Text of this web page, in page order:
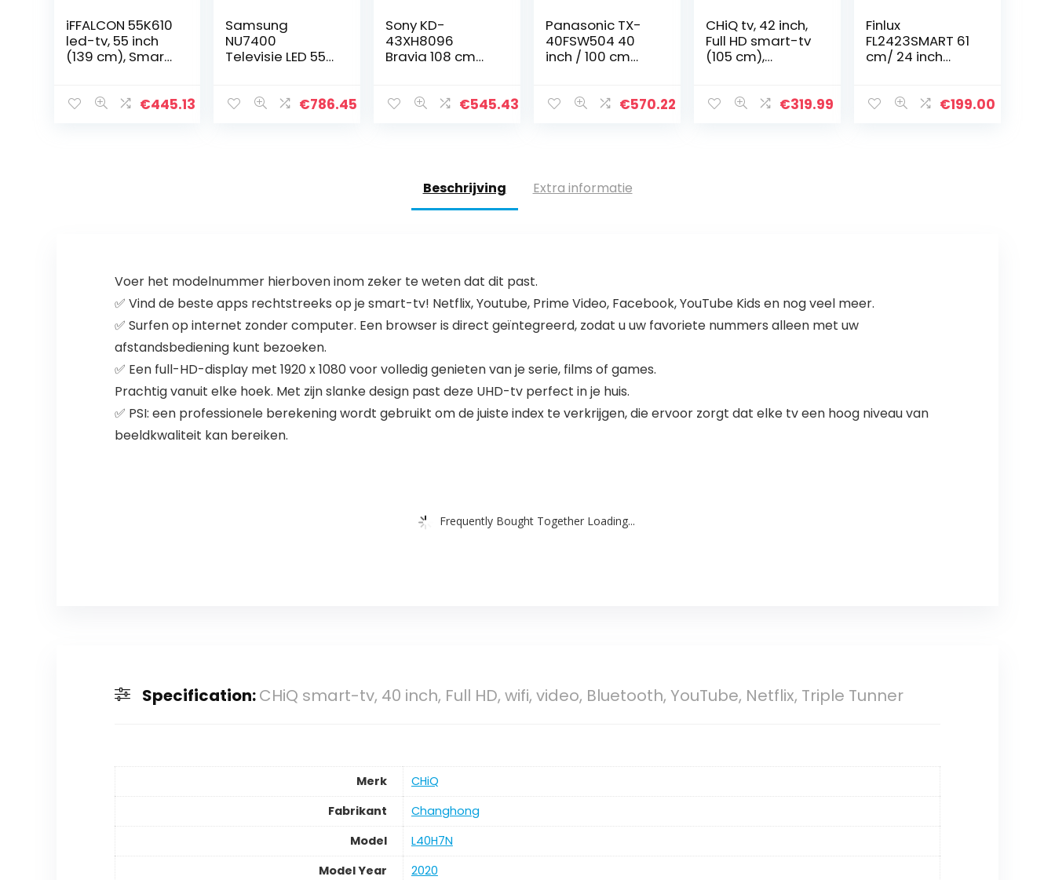
iFFALCON 55K610
led-tv, 55 inch
(139 cm), Smart
Vision, Android
€445.13
Samsung
NU7400
Televisie LED 55″
€786.45
Sony KD-
43XH8096
Bravia 108 cm
(Android TV, LED,
€545.43
Panasonic TX-
40FSW504 40
inch / 100 cm
Quattro Tuner,
€570.22
CHiQ tv, 42 inch,
Full HD smart-tv
(105 cm),
smart-
€319.99
Finlux
FL2423SMART 61
cm/ 24 inch
ingebouwde
€199.00
Beschrijving Extra informatie
Voer het modelnummer hierboven inom zeker te weten dat dit past.
✅ Vind de beste apps rechtstreeks op je smart-tv! Netflix, Youtube, Prime Video, Facebook, YouTube Kids en nog veel meer.
✅ Surfen op internet zonder computer. Een browser is direct geïntegreerd, zodat u uw favoriete nummers alleen met uw
afstandsbediening kunt bezoeken.
✅ Een full-HD-display met 1920 x 1080 voor volledig genieten van je serie, films of games.
Prachtig vanuit elke hoek. Met zijn slanke design past deze UHD-tv perfect in je huis.
✅ PSI: een professionele berekening wordt gebruikt om de juiste index te verkrijgen, die ervoor zorgt dat elke tv een hoog niveau van
beeldkwaliteit kan bereiken.
Frequently Bought Together Loading...
Specification:CHiQ smart-tv, 40 inch, Full HD, wifi, video, Bluetooth, YouTube, Netflix, Triple Tunner
Merk
CHiQ
Fabrikant
Changhong
Model
L40H7N
Model Year
2020